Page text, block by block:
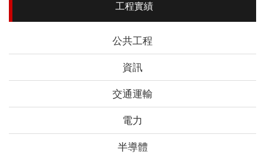
工程實績
公共工程
資訊
交通運輸
電力
半導體